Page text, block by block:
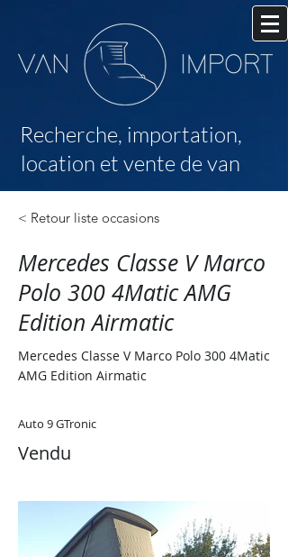
Recherche, importation,
location et vente de van
< Retour liste occasions
Mercedes Classe V Marco
Polo 300 4Matic AMG
Edition Airmatic
Mercedes Classe V Marco Polo 300 4Matic
AMG Edition Airmatic
Auto 9 GTronic
Vendu